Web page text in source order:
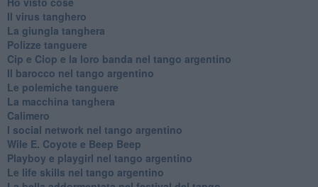
Il virus tanghero
La giungla tanghera
Polizze tanguere
Cip e Ciop e la loro banda nel tango argentino
Il barocco nel tango argentino
Le polemiche tanguere
La macchina tanghera
Calimero
​I social network nel tango argentino
Wile E. Coyote e Beep Beep
Playboy e playgirl nel tango argentino
Le life skills nel tango argentino